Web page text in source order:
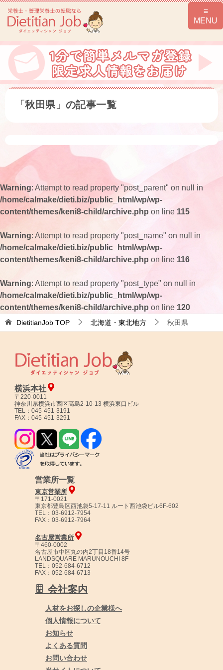
「秋田県」の記事一覧
Warning: Attempt to read property "post_parent" on null in
/home/calmake/dieti.biz/public_html/wp/wp-
content/themes/keni8-child/archive.php on line 115
Warning: Attempt to read property "post_name" on null in
/home/calmake/dieti.biz/public_html/wp/wp-
content/themes/keni8-child/archive.php on line 116
Warning: Attempt to read property "post_type" on null in
/home/calmake/dieti.biz/public_html/wp/wp-
content/themes/keni8-child/archive.php on line 120
DietitianJob TOP 北海道・東北地方 秋田県
横浜本社
〒220-0011
神奈川県横浜市西区高島2-10-13 横浜東口ビル
TEL：045-451-3191
FAX：045-451-3291
営業所一覧
東京営業所
〒171-0021
東京都豊島区西池袋5-17-11 ルート西池袋ビル6F-602
TEL：03-6912-7954
FAX：03-6912-7964
名古屋営業所
〒460-0002
名古屋市中区丸の内2丁目18番14号
LANDSQUARE MARUNOUCHI 8F
TEL：052-684-6712
FAX：052-684-6713
会社案内
人材をお探しの企業様へ
個人情報について
お知らせ
よくある質問
お問い合わせ